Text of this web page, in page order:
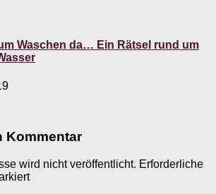
Waschen da… Ein Rätsel rund um
Kommentar
wird nicht veröffentlicht. Erforderliche